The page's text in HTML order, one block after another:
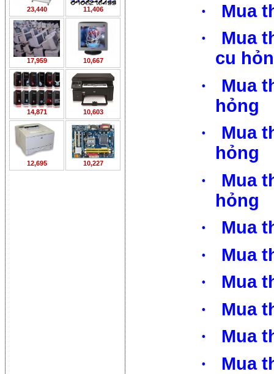
23,440 11,406
17,959 10,667
14,871 10,603
12,695 10,227
·
Mua
·
Mua
cu
·
Mua
hỏng
·
Mua
hỏng
·
Mua
hỏng
·
Mua
·
Mua
·
Mua
·
Mua
·
Mua
·
Mua